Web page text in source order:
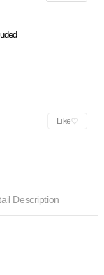
Like
Description